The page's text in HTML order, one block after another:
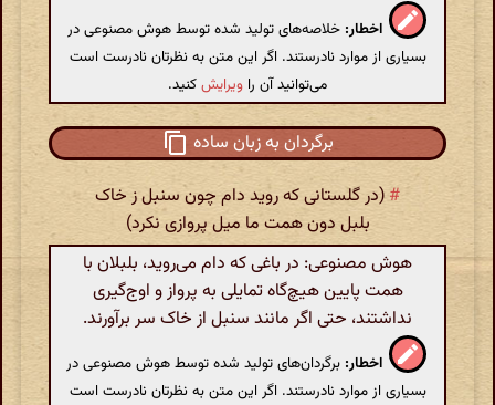
اخطار: خلاصه‌های تولید شده توسط هوش مصنوعی در
بسیاری از موارد نادرستند. اگر این متن به نظرتان نادرست است
می‌توانید آن را ویرایشکنید.
برگردان به زبان ساده
# (در گلستانی که روید دام چون سنبل ز خاک
بلبل دون همت ما میل پروازی نکرد)
هوش مصنوعی: در باغی که دام می‌روید، بلبلان با
همت پایین هیچ‌گاه تمایلی به پرواز و اوج‌گیری
نداشتند، حتی اگر مانند سنبل از خاک سر برآورند.
اخطار: برگردان‌های تولید شده توسط هوش مصنوعی در
بسیاری از موارد نادرستند. اگر این متن به نظرتان نادرست است